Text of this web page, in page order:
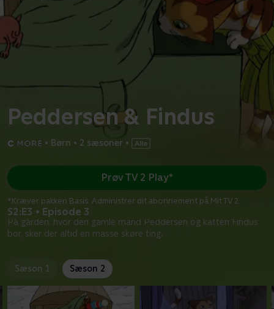
Peddersen & Findus
• Børn • 2 sæsoner •
S2:E3 • Episode 3
På gården, hvor den gamle mand Peddersen og katten Findus
bor, sker der altid en masse skøre ting.
Prøv TV 2 Play*
*Kræver pakken Basis. Administrer dit abonnement på Mit TV 2.
Sæson 1 Sæson 2